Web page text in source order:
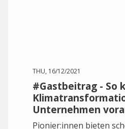
THU, 16/12/2021
#Gastbeitrag - So
Unternehmen
Pionier:innen bieten